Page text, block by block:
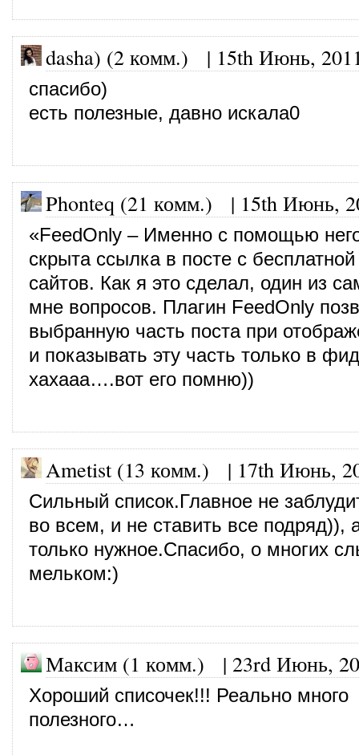
dasha) (2 комм.) | 15th Июнь,
спасибо)
есть полезные, давно искала0
Phonteq (21 комм.) | 15th Июнь,
«FeedOnly – Именно с помощью
скрыта ссылка в посте с
сайтов. Как я это сделал, один из
мне вопросов. Плагин FeedOnly
выбранную часть поста при
и показывать эту часть только в
хахааа….вот его помню))
Ametist (13 комм.) | 17th Июнь,
Сильный список.Главное не
во всем, и не ставить все подряд)),
только нужное.Спасибо, о многих
мельком:)
Максим (1 комм.) | 23rd Июнь,
Хороший списочек!!! Реально много
полезного…